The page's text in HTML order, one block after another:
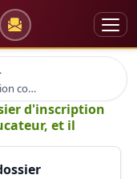
Forum education coaching formation emploi
d'inscription
et il